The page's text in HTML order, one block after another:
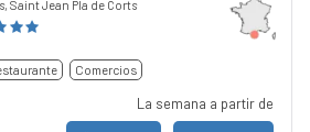
Saint Jean Pla de Corts
Comercios
La semana a partir de